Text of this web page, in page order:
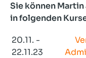
Sie können
in folgenden
20.11. -
22.11.23